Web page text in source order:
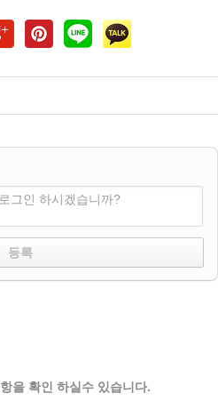
그인 하시겠습니까?
을 확인 하실수 있습니다.